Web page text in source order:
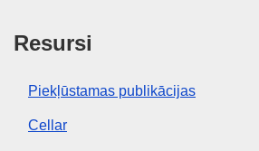
Resursi
Piekļūstamas publikācijas
Cellar